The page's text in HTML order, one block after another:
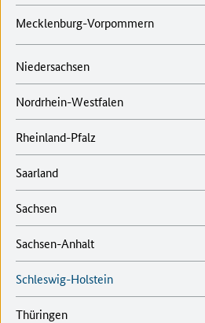
Mecklenburg-Vorpommern
Niedersachsen
Nordrhein-Westfalen
Rheinland-Pfalz
Saarland
Sachsen
Sachsen-Anhalt
Schleswig-Holstein
Thüringen